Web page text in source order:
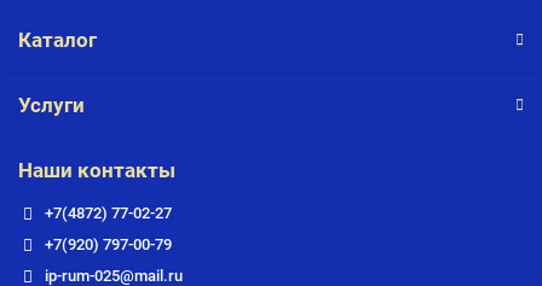
Каталог
Услуги
Наши контакты
+7(4872) 77-02-27
+7(920) 797-00-79
ip-rum-025@mail.ru